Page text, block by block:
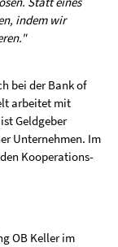
indem wir
bei der Bank of
arbeitet mit
Geldgeber
Unternehmen. Im
Kooperations-
OB Keller im